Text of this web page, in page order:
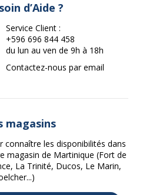
d’Aide ?
Service Client :
+596 696 844 458
du lun au ven de 9h à 18h
Contactez-nous par email
magasins
connaître les disponibilités dans
magasin de Martinique (Fort de
La Trinité, Ducos, Le Marin,